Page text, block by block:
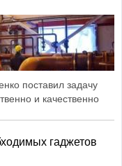
поставил задачу
и качественно
гаджетов